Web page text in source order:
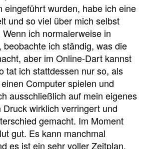
eingeführt wurden, habe ich eine
und so viel über mich selbst
Wenn ich normalerweise in
beobachte ich ständig, was die
aber im Online-Dart kannst
tat ich stattdessen nur so, als
Computer spielen und
ausschließlich auf mein eigenes
Druck wirklich verringert und
gemacht. Im Moment
gut. Es kann manchmal
es ist ein sehr voller Zeitplan,